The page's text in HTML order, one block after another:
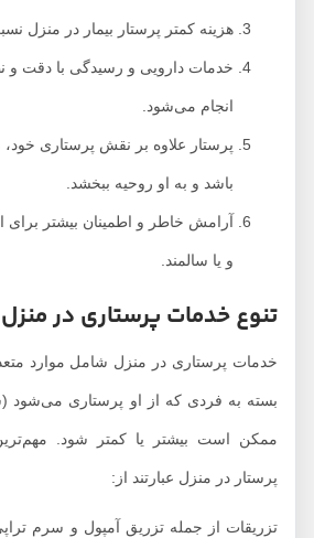
هزینه کمتر پرستار بیمار در منزل نسبت به
خدمات دارویی و رسیدگی با دقت و نظم
انجام می‌شود.
پرستار علاوه بر نقش پرستاری خود،
باشد و به او روحیه ببخشد.
آرامش خاطر و اطمینان بیشتر برای
و یا سالمند.
تنوع خدمات پرستاری در منزل
خدمات پرستاری در منزل شامل موارد
بسته به فردی که از او پرستاری می‌شود
ممکن است بیشتر یا کمتر شود. مهم‌ترین و
پرستار در منزل عبارتند از:
تزریقات از جمله تزریق آمپول و سرم تراپی،